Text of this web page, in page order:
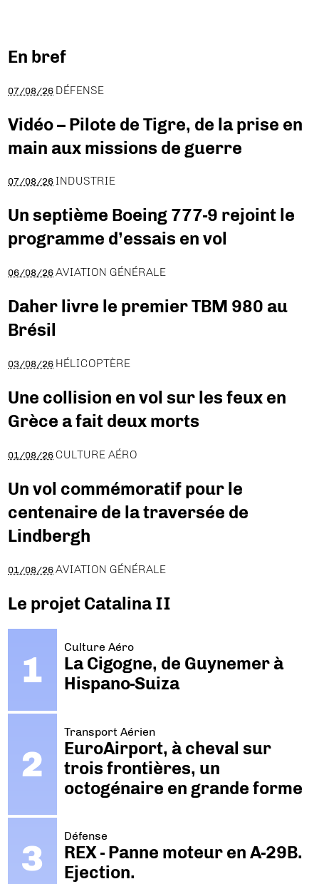
En bref
07/08/26 DÉFENSE
Vidéo – Pilote de Tigre, de la prise en
main aux missions de guerre
07/08/26 INDUSTRIE
Un septième Boeing 777-9 rejoint le
programme d’essais en vol
06/08/26 AVIATION GÉNÉRALE
Daher livre le premier TBM 980 au
Brésil
03/08/26 HÉLICOPTÈRE
Une collision en vol sur les feux en
Grèce a fait deux morts
01/08/26 CULTURE AÉRO
Un vol commémoratif pour le
centenaire de la traversée de
Lindbergh
01/08/26 AVIATION GÉNÉRALE
Le projet Catalina II
Culture Aéro
La Cigogne, de Guynemer à
Hispano-Suiza
Transport Aérien
EuroAirport, à cheval sur
trois frontières, un
octogénaire en grande forme
Défense
REX - Panne moteur en A-29B.
Ejection.